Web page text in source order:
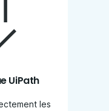
UiPath
les